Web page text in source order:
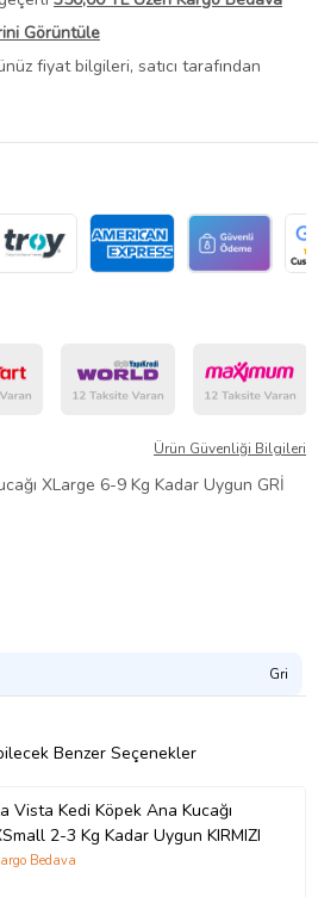
Görüntüle
fiyat bilgileri, satıcı tarafından
Ürün Güvenliği Bilgileri
XLarge 6-9 Kg Kadar Uygun GRİ
Gri
Benzer Seçenekler
Vista Kedi Köpek Ana Kucağı
2-3 Kg Kadar Uygun KIRMIZI
Bedava